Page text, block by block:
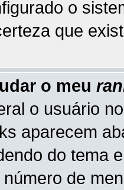
o
que
o meu
o usuário
aparecem
do tema
de